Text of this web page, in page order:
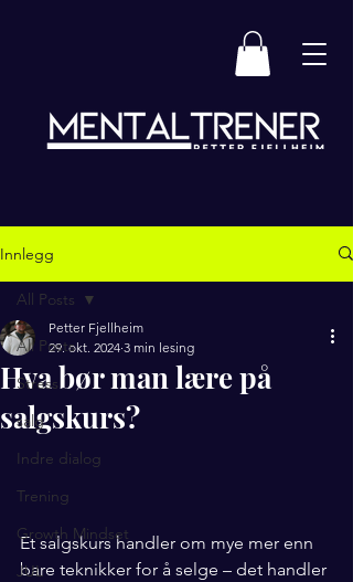
Innlegg
All Posts
Stress
salg
Indre dialog
Trening
Growth Mindset
JUL
All Posts
Hva bør man lære på
salgskurs?
Petter Fjellheim
29. okt. 2024 3 min lesing
Et salgskurs handler om mye mer enn
bare teknikker for å selge – det handler